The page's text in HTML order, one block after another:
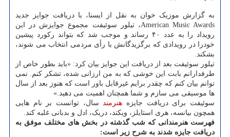
به گزارش موزیک خوان به نقل از ایسنا، با دریافت جوایز جدید
American Music Awards، تیلور سوئیفت مجموع جوایزش در این
رویداد را به عدد ۴۰ رساند و موجب شد که بتواند رکورد پیشین
خودرا در رویدادی که برگزیدگانش با رأی مردمی انتخاب می شوند،
بشکند.
تیلور سوئیفت بعد از دریافت این جوایز بیان کرد: «باید بطور خاص از
طرفدارانم بابت این خوشی که به من ارزانی شده، تشکر کنم. نمی
توانم بیان کنم که چقدر برایم غیرقابل باور است که هنوز بعد از سال
ها موسیقی می سازم و شما همچنان اهمیت می دهید.»
سوئیفت برای دریافت جایزه هنرمندسال، توانست بر نام هایی
همچون بیانسه، هری استایلز، ویکند، دریک، ادل و بدبانی غلبه کند.
فهرست هنرمندانی که شب گذشته در بخش های مختلف موفق به
دریافت جایزه شدند به شرح زیر است: